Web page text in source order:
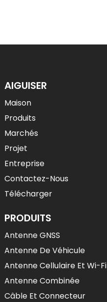
AIGUISER
Maison
Produits
Marchés
Projet
Entreprise
Contactez-Nous
Télécharger
PRODUITS
Antenne GNSS
Antenne De Véhicule
Antenne Cellulaire Et Wi-Fi
Antenne Combinée
Câble Et Connecteur